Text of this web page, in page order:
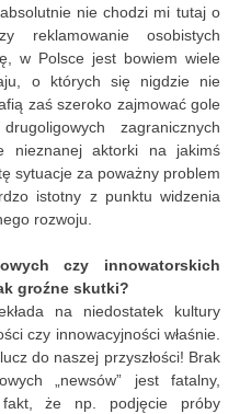
nie chodzi mi tutaj o
reklamowanie osobistych
w Polsce jest bowiem wiele
o których się nigdzie nie
zaś szeroko zajmować gole
zagranicznych
nieznanej aktorki na jakimś
sytuacje za poważny problem
istotny z punktu widzenia
rozwoju.
czy innowatorskich
groźne skutki?
na niedostatek kultury
czy innowacyjności właśnie.
do naszej przyszłości! Brak
„newsów” jest fatalny,
że np. podjęcie próby